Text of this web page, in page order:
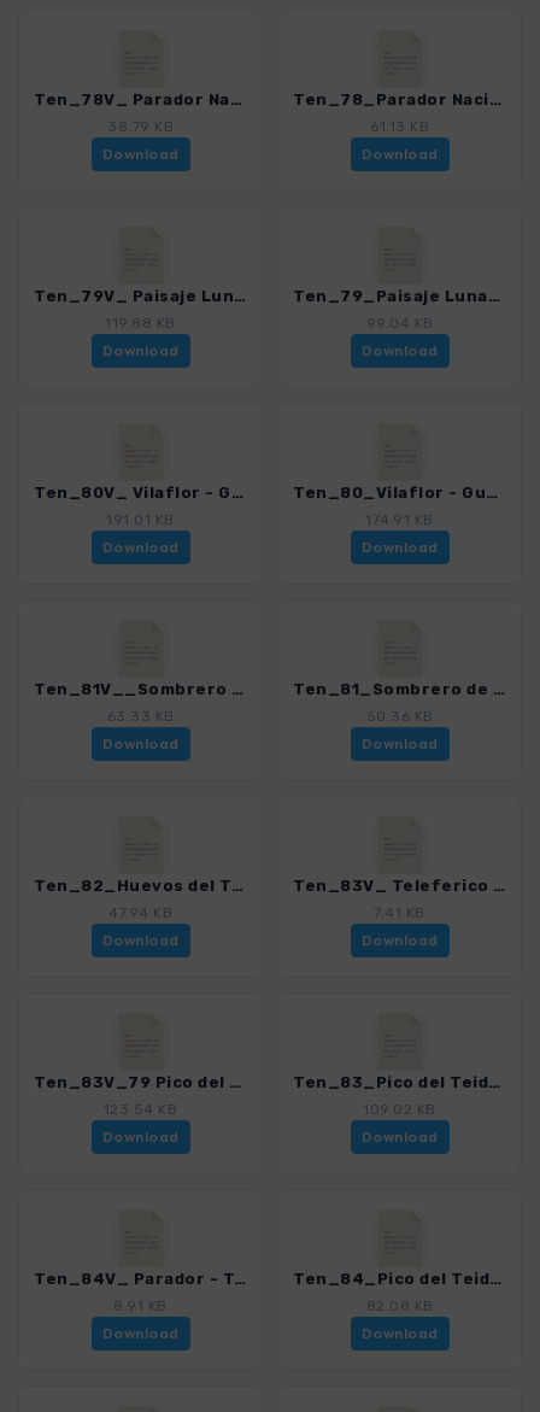
Ten_78V_ Parador Nacional - Guajara_4016_21.gpx
38.79 KB
Download
Ten_78_Parador Nacional - Guajara_4016_21.gpx
61.13 KB
Download
Ten_79V_ Paisaje Lunar_4016_21.gpx
119.88 KB
Download
Ten_79_Paisaje Lunar_4016_21.gpx
99.04 KB
Download
Ten_80V_ Vilaflor - Guajara - Paisaje Lunar_4016_21.gpx
191.01 KB
Download
Ten_80_Vilaflor - Guajara_4016_21.gpx
174.91 KB
Download
Ten_81V__Sombrero de Chasna_4016_21.gpx
63.33 KB
Download
Ten_81_Sombrero de Chasna_4016_21.gpx
50.36 KB
Download
Ten_82_Huevos del Teide - Montana Blanca_4016_21.gpx
47.94 KB
Download
Ten_83V_ Teleferico - Parking Montana Blanca_4016_21.gpx
7.41 KB
Download
Ten_83V_79 Pico del Teide - Pico Viejo_4016_21.gpx
123.54 KB
Download
Ten_83_Pico del Teide_4016_21.gpx
109.02 KB
Download
Ten_84V_ Parador - Teleferico_4016_21.gpx
8.91 KB
Download
Ten_84_Pico del Teide - Pico Viejo_4016_21.gpx
82.08 KB
Download